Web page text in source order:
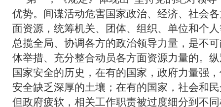
优势。间谍活动危害国家政治、经济、社会
面资源，统筹机关、团体、组织、单位和个
总揽全局、协调各方的政治领导力量，是不
体举措、充分整合动员各方面资源力量的。
国家安全的历史，在有的国家，政府力量强
安全缺乏深厚的土壤；在有的国家，社会和
但政府疲软，相关工作职责被过度细分到不